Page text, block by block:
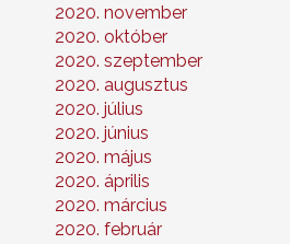
2020. november
2020. október
2020. szeptember
2020. augusztus
2020. július
2020. június
2020. május
2020. április
2020. március
2020. február